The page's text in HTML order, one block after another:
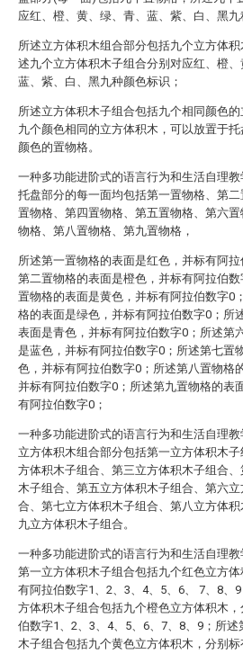
应红、橙、黄、绿、青、蓝、紫、白、黑九
所述立方体积木组合部分包括九个立方体
述九个立方体积木子组合分别对应红、橙、
蓝、紫、白、黑九种颜色标识；
所述立方体积木子组合包括九个相同颜色
九个颜色相同的立方体积木，可以放置于
颜色的置物格。
一种多功能进阶式的语言行为和生活自理
托盘部分的每一面均包括第一置物格、第
置物格、第四置物格、第五置物格、第六
物格、第八置物格、第九置物格，
所述第一置物格的表面是红色，并标有阿
第二置物格的表面是橙色，并标有阿拉伯
置物格的表面是黄色，并标有阿拉伯数字0
格的表面是绿色，并标有阿拉伯数字0；所
表面是青色，并标有阿拉伯数字0；所述第
是蓝色，并标有阿拉伯数字0；所述第七置
色，并标有阿拉伯数字0；所述第八置物格
并标有阿拉伯数字0；所述第九置物格的表
有阿拉伯数字0；
一种多功能进阶式的语言行为和生活自理
立方体积木组合部分包括第一立方体积木
方体积木子组合、第三立方体积木子组合
木子组合、第五立方体积木子组合、第六立
合、第七立方体积木子组合、第八立方体
九立方体积木子组合。
一种多功能进阶式的语言行为和生活自理
第一立方体积木子组合包括九个红色立方
有阿拉伯数字1、2、3、4、5、6、 7、8、
方体积木子组合包括九个橙色立方体积木
伯数字1、2、3、4、5、6、7、8、9；所述
木子组合包括九个黄色立方体积木，分别